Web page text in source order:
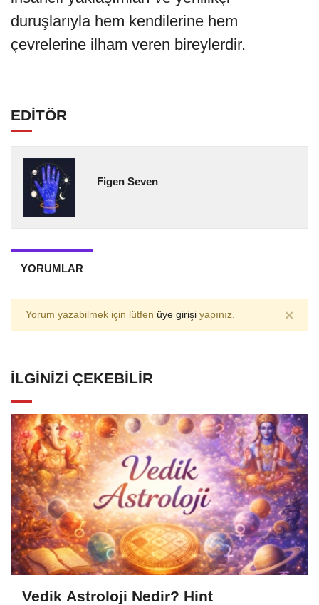
duruşlarıyla hem kendilerine hem
çevrelerine ilham veren bireylerdir.
EDİTÖR
Figen Seven
YORUMLAR
Yorum yazabilmek için lütfen üye girişi yapınız. ×
İLGINIZI ÇEKEBILIR
Vedik Astroloji Nedir? Hint